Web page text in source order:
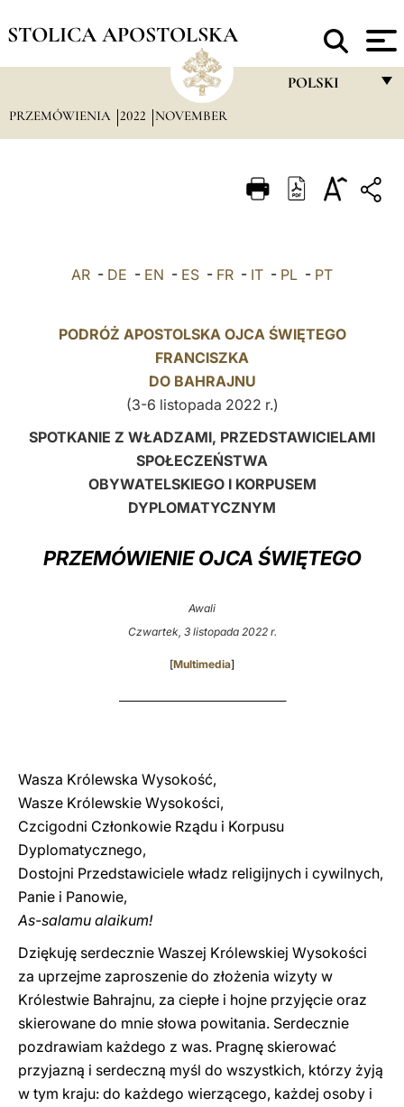
STOLICA APOSTOLSKA
POLSKI
ITALIANO
POLSKI
LATINE
PRZEMÓWIENIA 2022 NOVEMBER
AR - DE - EN - ES - FR - IT - PL - PT
PODRÓŻ APOSTOLSKA OJCA ŚWIĘTEGO
FRANCISZKA
DO BAHRAJNU
(3-6 listopada 2022 r.)
SPOTKANIE Z WŁADZAMI, PRZEDSTAWICIELAMI
SPOŁECZEŃSTWA
OBYWATELSKIEGO I KORPUSEM
DYPLOMATYCZNYM
PRZEMÓWIENIE OJCA ŚWIĘTEGO
Awali
Czwartek, 3 listopada 2022 r.
[Multimedia]
Wasza Królewska Wysokość,
Wasze Królewskie Wysokości,
Czcigodni Członkowie Rządu i Korpusu
Dyplomatycznego,
Dostojni Przedstawiciele władz religijnych i cywilnych,
Panie i Panowie,
As-salamu alaikum!
Dziękuję serdecznie Waszej Królewskiej Wysokości
za uprzejme zaproszenie do złożenia wizyty w
Królestwie Bahrajnu, za ciepłe i hojne przyjęcie oraz
skierowane do mnie słowa powitania. Serdecznie
pozdrawiam każdego z was. Pragnę skierować
przyjazną i serdeczną myśl do wszystkich, którzy żyją
w tym kraju: do każdego wierzącego, każdej osoby i